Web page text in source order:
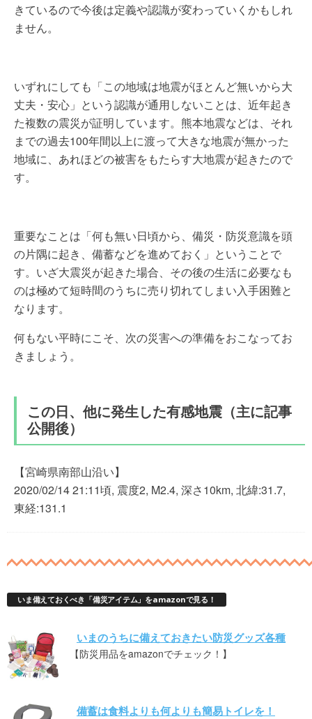
きているので今後は定義や認識が変わっていくかもしれ
ません。
いずれにしても「この地域は地震がほとんど無いから大
丈夫・安心」という認識が通用しないことは、近年起き
た複数の震災が証明しています。熊本地震などは、それ
までの過去100年間以上に渡って大きな地震が無かった
地域に、あれほどの被害をもたらす大地震が起きたので
す。
重要なことは「何も無い日頃から、備災・防災意識を頭
の片隅に起き、備蓄などを進めておく」ということで
す。いざ大震災が起きた場合、その後の生活に必要なも
のは極めて短時間のうちに売り切れてしまい入手困難と
なります。
何もない平時にこそ、次の災害への準備をおこなってお
きましょう。
この日、他に発生した有感地震（主に記事
公開後）
【宮崎県南部山沿い】
2020/02/14 21:11頃, 震度2, M2.4, 深さ10km, 北緯:31.7,
東経:131.1
いま備えておくべき「備災アイテム」をamazonで見る！
いまのうちに備えておきたい防災グッズ各種
【防災用品をamazonでチェック！】
備蓄は食料よりも何よりも簡易トイレを！